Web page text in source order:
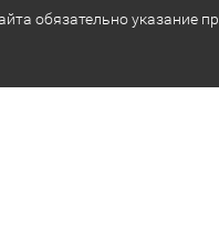
обязательно указание